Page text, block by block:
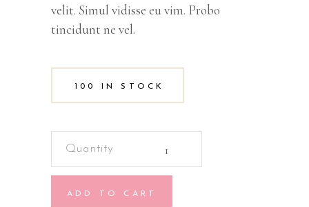
velit. Simul vidisse eu vim. Probo
tincidunt ne vel.
100 IN STOCK
quantity
ADD TO CART